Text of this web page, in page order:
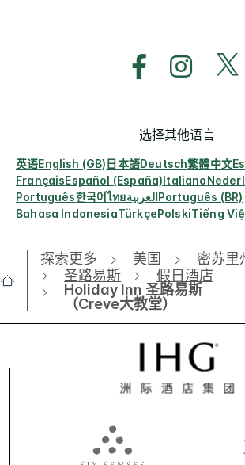
选择其他语言
英语English (GB)日本語Deutsch繁體中文
FrançaisEspañol (España)Italiano
Português한국어ไทยالعربيةPortuguês (BR)
Bahasa IndonesiaTürkçePolskiTiếng
探索更多 美国
密苏里
圣路易斯
假日酒店
Holiday Inn 圣路易斯
（Creve大教堂）